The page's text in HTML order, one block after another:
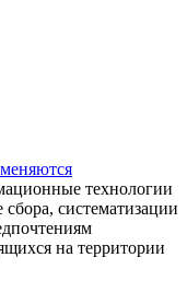
технологии
систематизации
на территории